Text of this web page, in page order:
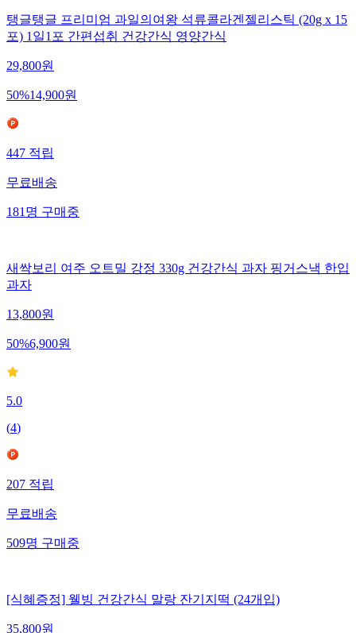
탱글탱글 프리미엄 과일의여왕 석류콜라겐젤리스틱 (20g x 15
포) 1일1포 간편섭취 건강간식 영양간식
29,800원
50%14,900원
447적립
무료배송
181명구매중
새싹보리 여주 오트밀 강정 330g 건강간식 과자 핑거스낵 한입
과자
13,800원
50%6,900원
5.0
(4)
207적립
무료배송
509명구매중
[식혜증정] 웰빙 건강간식 말랑 잔기지떡 (24개입)